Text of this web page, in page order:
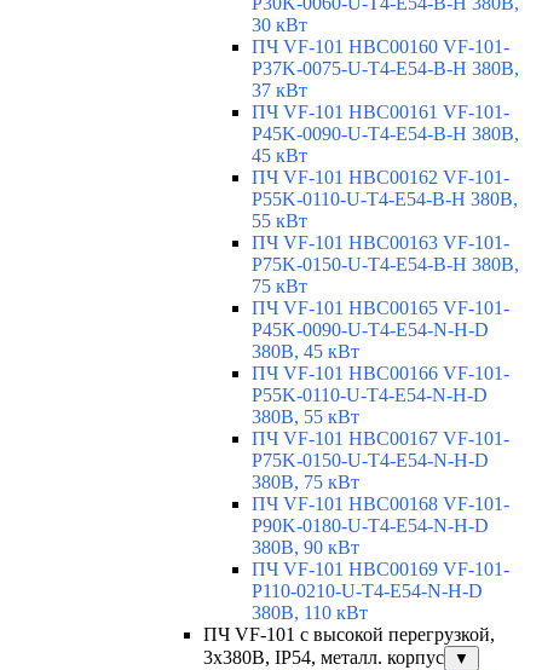
30 кВт
ПЧ VF-101 HBC00160 VF-101-
P37K-0075-U-T4-E54-B-H 380В,
37 кВт
ПЧ VF-101 HBC00161 VF-101-
P45K-0090-U-T4-E54-B-H 380В,
45 кВт
ПЧ VF-101 HBC00162 VF-101-
P55K-0110-U-T4-E54-B-H 380В,
55 кВт
ПЧ VF-101 HBC00163 VF-101-
P75K-0150-U-T4-E54-B-H 380В,
75 кВт
ПЧ VF-101 HBC00165 VF-101-
P45K-0090-U-T4-E54-N-H-D
380В, 45 кВт
ПЧ VF-101 HBC00166 VF-101-
P55K-0110-U-T4-E54-N-H-D
380В, 55 кВт
ПЧ VF-101 HBC00167 VF-101-
P75K-0150-U-T4-E54-N-H-D
380В, 75 кВт
ПЧ VF-101 HBC00168 VF-101-
P90K-0180-U-T4-E54-N-H-D
380В, 90 кВт
ПЧ VF-101 HBC00169 VF-101-
P110-0210-U-T4-E54-N-H-D
380В, 110 кВт
ПЧ VF-101 с высокой перегрузкой,
3х380В, IP54, металл. корпус
▼